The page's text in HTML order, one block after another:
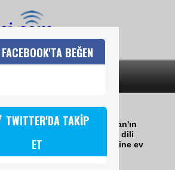
GİBİ DEĞİL
Galerisi, Ani Çelik Arevyan'ın
çıkarak yeni bir anlatım dili
Gibi Değil' başlıklı sergisine ev
FACEBOOK'TA BEĞEN
TWITTER'DA TAKİP
ET